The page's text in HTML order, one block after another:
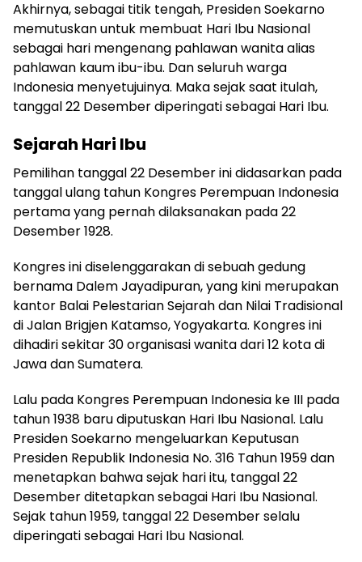
Akhirnya, sebagai titik tengah, Presiden Soekarno
memutuskan untuk membuat Hari Ibu Nasional
sebagai hari mengenang pahlawan wanita alias
pahlawan kaum ibu-ibu. Dan seluruh warga
Indonesia menyetujuinya. Maka sejak saat itulah,
tanggal 22 Desember diperingati sebagai Hari Ibu.
Sejarah Hari Ibu
Pemilihan tanggal 22 Desember ini didasarkan pada
tanggal ulang tahun Kongres Perempuan Indonesia
pertama yang pernah dilaksanakan pada 22
Desember 1928.
Kongres ini diselenggarakan di sebuah gedung
bernama Dalem Jayadipuran, yang kini merupakan
kantor Balai Pelestarian Sejarah dan Nilai Tradisional
di Jalan Brigjen Katamso, Yogyakarta. Kongres ini
dihadiri sekitar 30 organisasi wanita dari 12 kota di
Jawa dan Sumatera.
Lalu pada Kongres Perempuan Indonesia ke III pada
tahun 1938 baru diputuskan Hari Ibu Nasional. Lalu
Presiden Soekarno mengeluarkan Keputusan
Presiden Republik Indonesia No. 316 Tahun 1959 dan
menetapkan bahwa sejak hari itu, tanggal 22
Desember ditetapkan sebagai Hari Ibu Nasional.
Sejak tahun 1959, tanggal 22 Desember selalu
diperingati sebagai Hari Ibu Nasional.